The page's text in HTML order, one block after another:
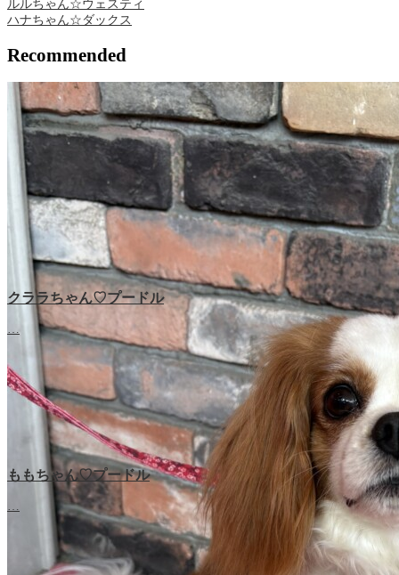
ルルちゃん☆ウェスティ
ハナちゃん☆ダックス
Recommended
クララちゃん♡プードル
ももちゃん♡プードル